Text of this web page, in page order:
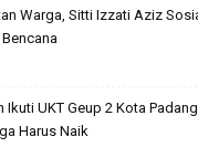
Warga, Sitti Izzati Aziz
Ikuti UKT Geup 2 Kota
Harus Naik